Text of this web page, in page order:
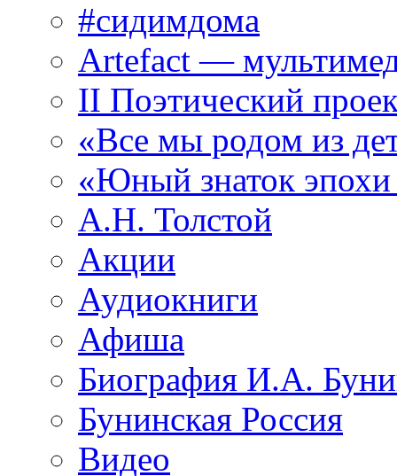
#сидимдома
Artefact —
II Поэтический
«Все мы родом из
«Юный знаток
А.Н. Толстой
Акции
Аудиокниги
Афиша
Биография И.А.
Бунинская Россия
Видео